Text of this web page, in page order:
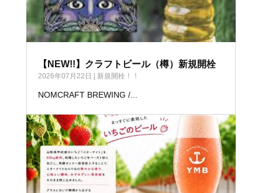
【NEW!!】クラフトビール（樽）新規開栓
2026年07月22日 | 新規開栓！！
NOMCRAFT BREWING /...